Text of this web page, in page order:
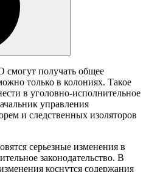
получать общее
только в колониях. Такое
в уголовно-исполнительное
управления
и следственных изоляторов
серьезные изменения в
законодательство. В
коснутся содержания